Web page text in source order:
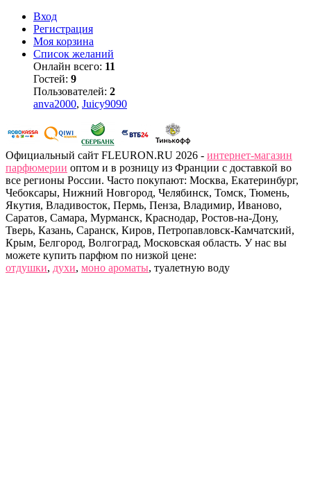
Вход
Регистрация
Моя корзина
Список желаний
Онлайн всего: 11
Гостей: 9
Пользователей: 2
anva2000, Juicy9090
Официальный сайт FLEURON.RU 2026 - интернет-магазин
парфюмерии оптом и в розницу из Франции с доставкой во
все регионы России. Часто покупают: Москва, Екатеринбург,
Чебоксары, Нижний Новгород, Челябинск, Томск, Тюмень,
Якутия, Владивосток, Пермь, Пенза, Владимир, Иваново,
Саратов, Самара, Мурманск, Краснодар, Ростов-на-Дону,
Тверь, Казань, Саранск, Киров, Петропавловск-Камчатский,
Крым, Белгород, Волгоград, Московская область. У нас вы
можете купить парфюм по низкой цене:
отдушки, духи, моно ароматы, туалетную воду